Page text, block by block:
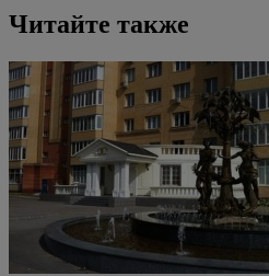
Читайте также